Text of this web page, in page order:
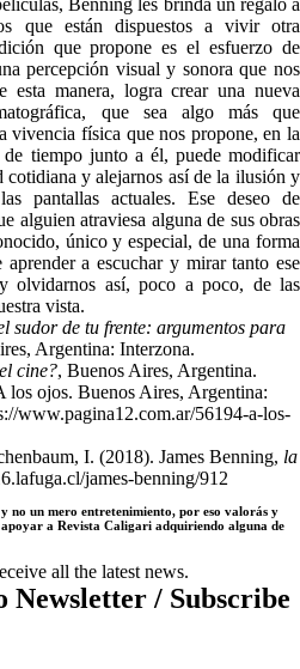
Benning les brinda un regalo a
que están dispuestos a vivir otra
que propone es el esfuerzo de
percepción visual y sonora que nos
esta manera, logra crear una nueva
que sea algo más que
vivencia física que nos propone, en la
tiempo junto a él, puede modificar
cotidiana y alejarnos así de la ilusión y
pantallas actuales. Ese deseo de
alguien atraviesa alguna de sus obras
único y especial, de una forma
a escuchar y mirar tanto ese
olvidarnos así, poco a poco, de las
vista.
sudor de tu frente: argumentos para
Argentina: Interzona.
cine?, Buenos Aires, Argentina.
los ojos. Buenos Aires, Argentina:
www.pagina12.com.ar/56194-a-los-
I. (2018). James Benning, la
james-benning/912
y no un mero entretenimiento, por eso valorás y
a Revista Caligari adquiriendo alguna de
all the latest news.
Newsletter / Subscribe